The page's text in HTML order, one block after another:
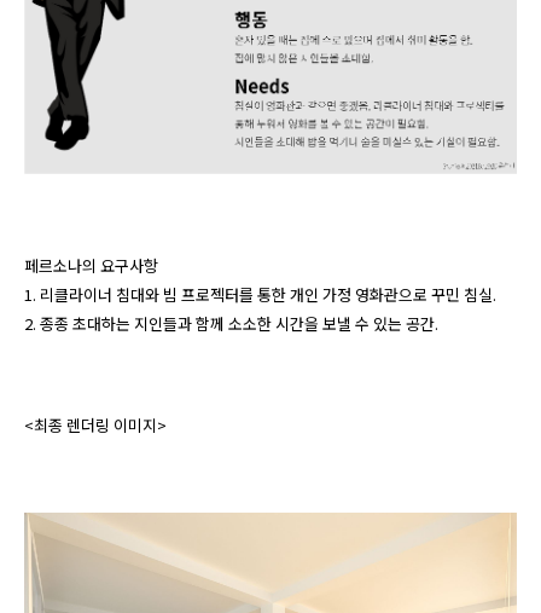
페르소나의 요구사항
1. 리클라이너 침대와 빔 프로젝터를 통한 개인 가정 영화관으로 꾸민 침실.
2. 종종 초대하는 지인들과 함께 소소한 시간을 보낼 수 있는 공간.
<최종 렌더링 이미지>